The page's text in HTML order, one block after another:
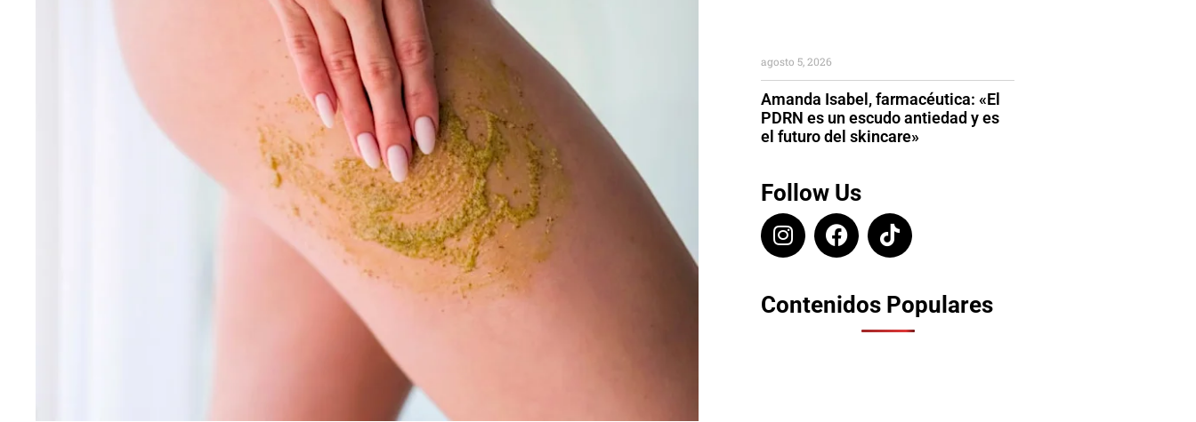
Amanda Isabel, farmacéutica: «El
PDRN es un escudo antiedad y es
el futuro del skincare»
agosto 5, 2026
Follow Us
Contenidos Populares